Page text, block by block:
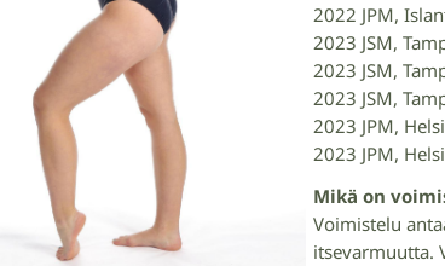
2022 JPM,
2023 JSM,
2023 JSM,
2023 JSM,
2023 JPM,
2023 JPM,
Mikä on
Voimistelu
itsevarmuutta.